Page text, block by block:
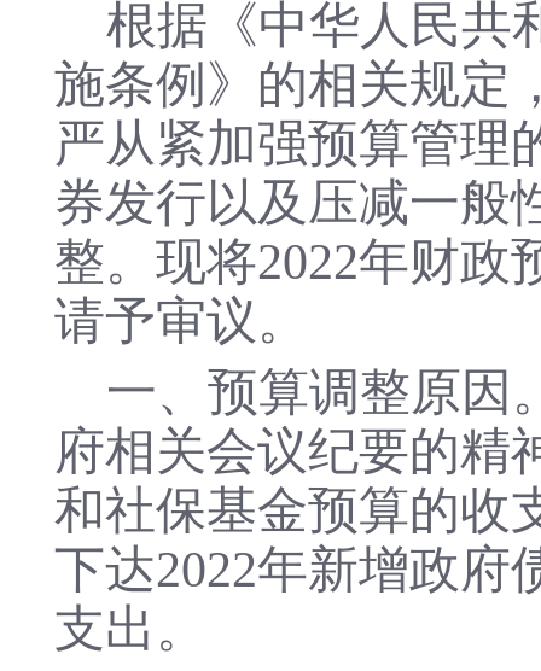
根据《中华人民共
施条例》的相关规定
严从紧加强预算管理
券发行以及压减一般
整。现将2022年财政
请予审议。
一、预算调整原因
府相关会议纪要的精
和社保基金预算的收
下达2022年新增政府
支出。